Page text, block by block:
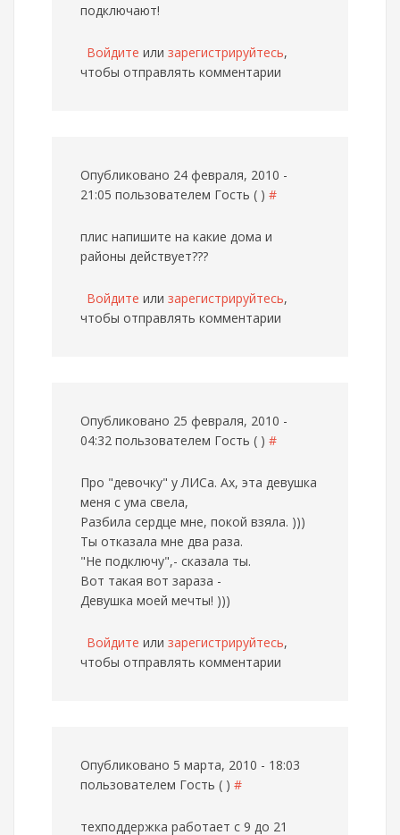
подключают!
Войдите или зарегистрируйтесь,
чтобы отправлять комментарии
Опубликовано 24 февраля, 2010 -
21:05 пользователем Гость ( ) #
плис напишите на какие дома и
районы действует???
Войдите или зарегистрируйтесь,
чтобы отправлять комментарии
Опубликовано 25 февраля, 2010 -
04:32 пользователем Гость ( ) #
Про "девочку" у ЛИСа. Ах, эта девушка
меня с ума свела,
Разбила сердце мне, покой взяла. )))
Ты отказала мне два раза.
"Не подключу",- сказала ты.
Вот такая вот зараза -
Девушка моей мечты! )))
Войдите или зарегистрируйтесь,
чтобы отправлять комментарии
Опубликовано 5 марта, 2010 - 18:03
пользователем Гость ( ) #
техподдержка работает с 9 до 21